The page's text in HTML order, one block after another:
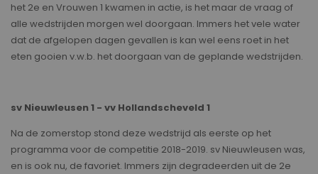
het 2e en Vrouwen 1 kwamen in actie, is het maar de vraag of
alle wedstrijden morgen wel doorgaan. Immers het vele water
dat de afgelopen dagen gevallen is kan wel eens roet in het
eten gooien v.w.b. het doorgaan van de geplande wedstrijden.
sv Nieuwleusen 1 - vv Hollandscheveld 1
Na de zomerstop stond deze wedstrijd als eerste op het
programma voor de competitie 2018-2019. sv Nieuwleusen was,
en is ook nu, de favoriet. Immers zijn degradeerden uit de 2e